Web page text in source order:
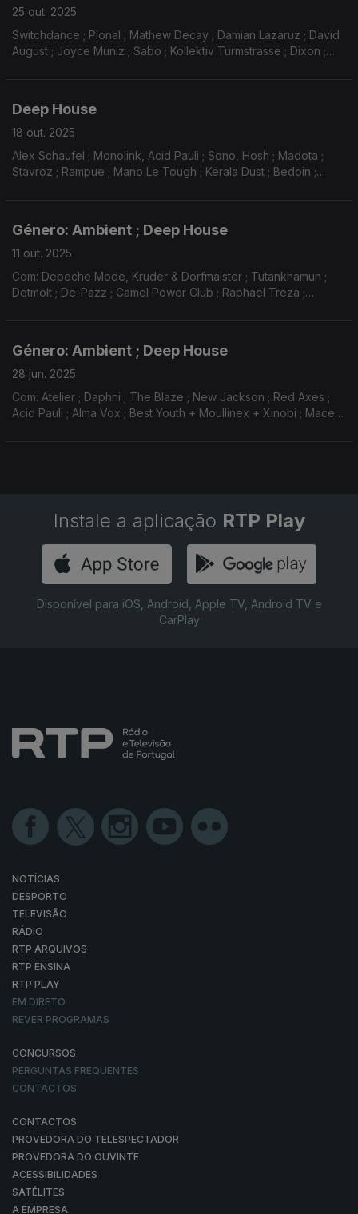
25 out. 2025
Switchdance ; Pional ; Mathew Decay ; Damian Lazaruz ; David
August ; Joyce Muniz ; Sabo ; Kollektiv Turmstrasse ; Dixon ;
Deep House
18 out. 2025
Alex Schaufel ; Monolink, Acid Pauli ; Sono, Hosh ; Madota ;
Stavroz ; Rampue ; Mano Le Tough ; Kerala Dust ; Bedoin ;
Género: Ambient ; Deep House
11 out. 2025
Com: Depeche Mode, Kruder & Dorfmaister ; Tutankhamun ;
Detmolt ; De-Pazz ; Camel Power Club ; Raphael Treza ;
Género: Ambient ; Deep House
28 jun. 2025
Com: Atelier ; Daphni ; The Blaze ; New Jackson ; Red Axes ;
Acid Pauli ; Alma Vox ; Best Youth + Moullinex + Xinobi ; Maceo
Instale a aplicação RTP Play
Disponível para iOS, Android, Apple TV, Android TV e
CarPlay
NOTÍCIAS
DESPORTO
TELEVISÃO
RÁDIO
RTP ARQUIVOS
RTP ENSINA
RTP PLAY
EM DIRETO
REVER PROGRAMAS
CONCURSOS
PERGUNTAS FREQUENTES
CONTACTOS
CONTACTOS
PROVEDORA DO TELESPECTADOR
PROVEDORA DO OUVINTE
ACESSIBILIDADES
SATÉLITES
A EMPRESA